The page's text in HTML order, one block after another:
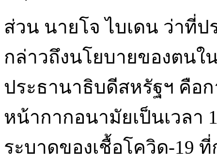
ส่วน นายโจ ไบเดน ว่าที่
กล่าวถึงนโยบายของตนใ
ประธานาธิบดีสหรัฐฯ คือ
หน้ากากอนามัยเป็นเวลา
ระบาดของเชื้อโควิด-19